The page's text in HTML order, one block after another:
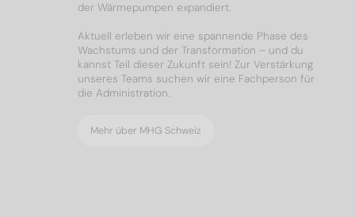
der Wärmepumpen expandiert.
Aktuell erleben wir eine spannende Phase des
Wachstums und der Transformation – und du
kannst Teil dieser Zukunft sein! Zur Verstärkung
unseres Teams suchen wir eine Fachperson für
die Administration.
Mehr über MHG Schweiz